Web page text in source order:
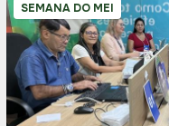
SEMANA DO MEI